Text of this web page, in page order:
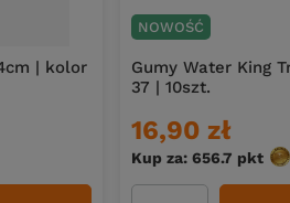
| kolor
NOWOŚĆ
Gumy Water King
37 | 10szt.
16,90 zł
Kup za: 656.7 pkt